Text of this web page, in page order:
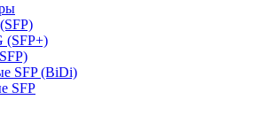
(SFP+)
SFP (BiDi)
SFP